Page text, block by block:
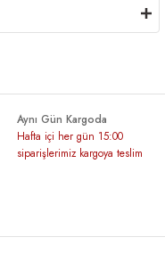
Aynı Gün Kargoda
Hafta içi her gün 15:00
siparişlerimiz kargoya teslim